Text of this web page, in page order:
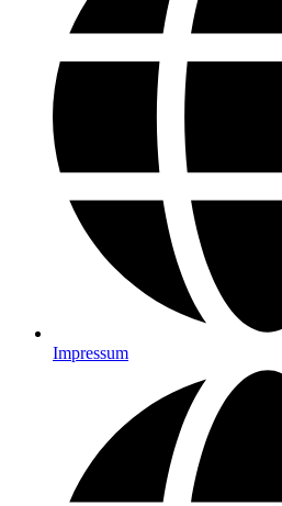
Impressum